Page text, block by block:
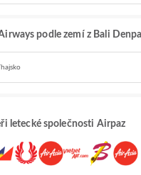
podle zemí z Bali
letecké společnosti Airpaz